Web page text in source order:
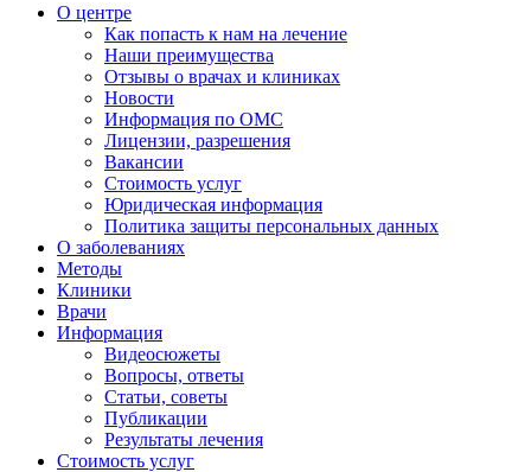
О центре
Как попасть к нам на лечение
Наши преимущества
Отзывы о врачах и клиниках
Новости
Информация по ОМС
Лицензии, разрешения
Вакансии
Стоимость услуг
Юридическая информация
Политика защиты персональных данных
О заболеваниях
Методы
Клиники
Врачи
Информация
Видеосюжеты
Вопросы, ответы
Статьи, советы
Публикации
Результаты лечения
Стоимость услуг